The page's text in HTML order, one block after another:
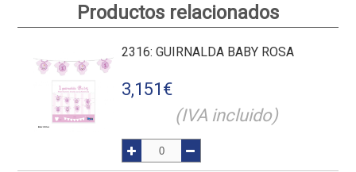
Productos relacionados
2316: GUIRNALDA BABY ROSA
3,151 €
(IVA incluido)